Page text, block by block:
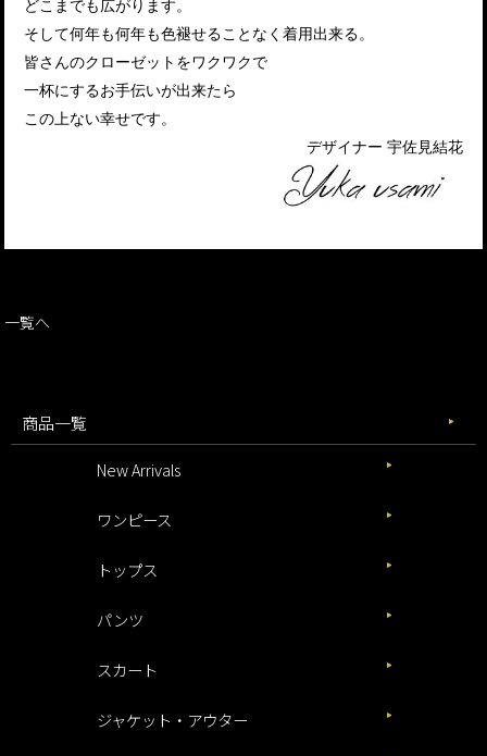
どこまでも広がります。
そして何年も何年も色褪せることなく着用出来る。
皆さんのクローゼットをワクワクで
一杯にするお手伝いが出来たら
この上ない幸せです。
デザイナー 宇佐見結花
一覧へ
商品一覧
New Arrivals
ワンピース
トップス
パンツ
スカート
ジャケット・アウター